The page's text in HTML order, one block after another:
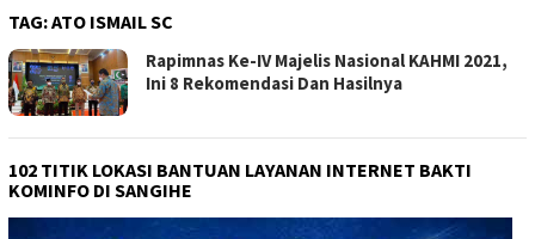
TAG:ATO ISMAIL SC
Rapimnas Ke-IV Majelis Nasional KAHMI 2021,
Ini 8 Rekomendasi Dan Hasilnya
102 TITIK LOKASI BANTUAN LAYANAN INTERNET BAKTI
KOMINFO DI SANGIHE